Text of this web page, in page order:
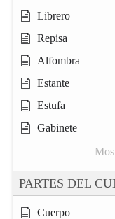
Librero
Repisa
Alfombra
Estante
Estufa
Gabinete
PARTES DEL
Cuerpo